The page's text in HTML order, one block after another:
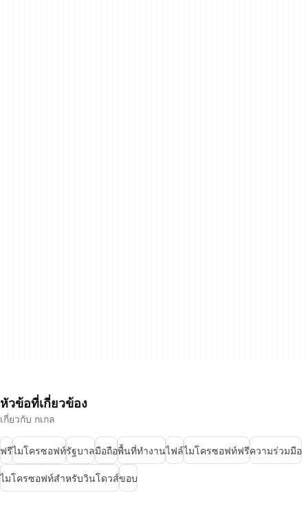
หัวข้อที่เกี่ยวข้อง
เกี่ยวกับ กเกล
ฟรีไมโครซอฟท์รัฐบาลมือถือพื้นที่ทำงานไฟล์ไมโครซอฟท์ฟรีความร่วมมือ
ไมโครซอฟท์สำหรับวินโดวส์ขอบ